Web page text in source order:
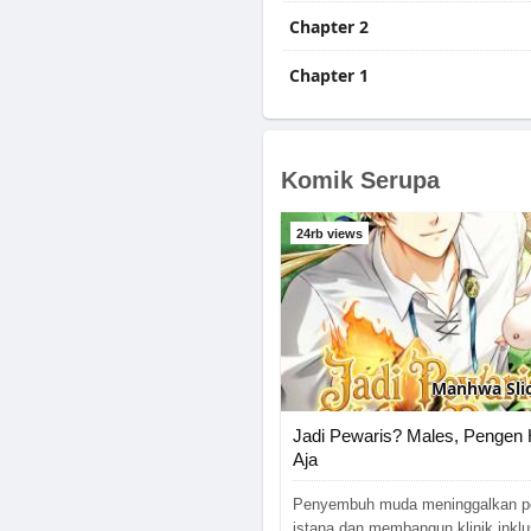
Chapter 2
Chapter 1
Komik Serupa
24rb views
Manhwa
Jadi Pewaris? Males, Pengen
Aja
Penyembuh muda meninggalkan